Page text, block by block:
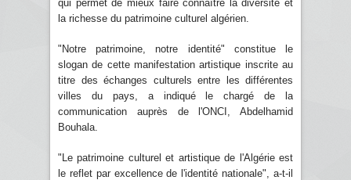
qui permet de mieux faire connaître la diversité et
la richesse du patrimoine culturel algérien.
"Notre patrimoine, notre identité" constitue le
slogan de cette manifestation artistique inscrite au
titre des échanges culturels entre les différentes
villes du pays, a indiqué le chargé de la
communication auprès de l'ONCI, Abdelhamid
Bouhala.
"Le patrimoine culturel et artistique de l'Algérie est
le reflet par excellence de l'identité nationale", a-t-il